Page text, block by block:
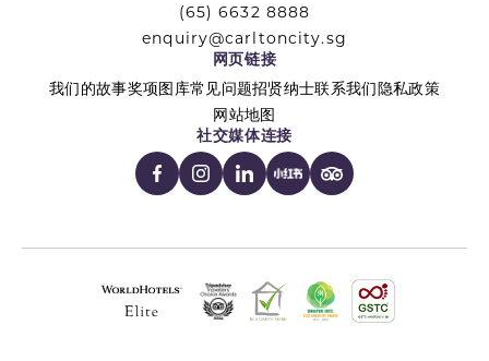
(65) 6632 8888
enquiry@carltoncity.sg
网页链接
我们的故事奖项图库常见问题招贤纳士联系我们隐私政策
网站地图
社交媒体连接